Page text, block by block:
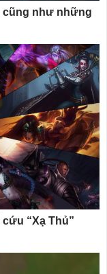
cũng như những
“Xạ Thủ”